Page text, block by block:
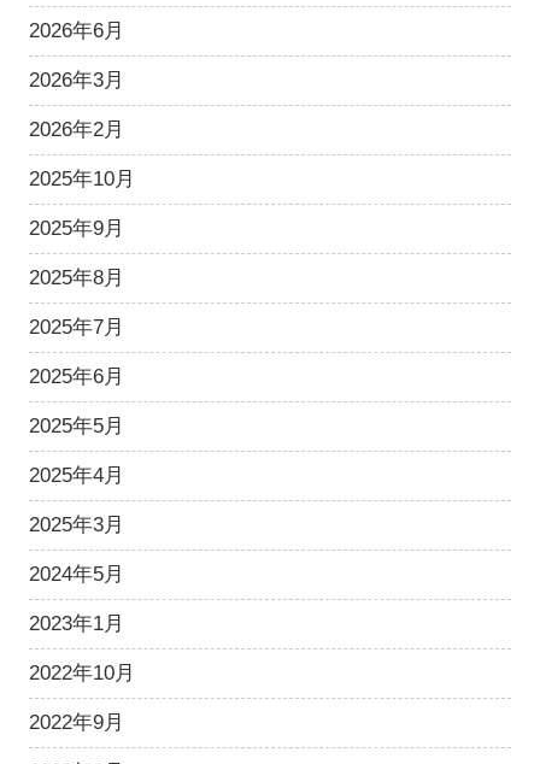
2026年6月
2026年3月
2026年2月
2025年10月
2025年9月
2025年8月
2025年7月
2025年6月
2025年5月
2025年4月
2025年3月
2024年5月
2023年1月
2022年10月
2022年9月